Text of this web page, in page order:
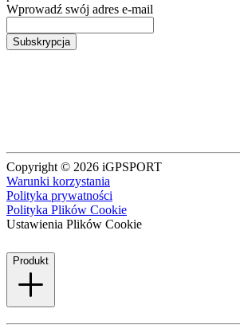
Wprowadź swój adres e-mail
Subskrypcja
Copyright © 2026 iGPSPORT
Warunki korzystania
Polityka prywatności
Polityka Plików Cookie
Ustawienia Plików Cookie
Produkt